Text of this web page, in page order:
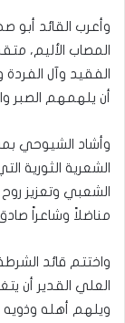
وأعرب القائد أبو
المصاب الأليم،
الفقيد وآل الفردة
أن يلهمهم الصبر
وأشاد الشيوحي
الشعرية الثورية
الشعبي وتعزيز
مناضلاً وشاعراً صادق
واختتم قائد
العلي القدير أن
ويلهم أهله